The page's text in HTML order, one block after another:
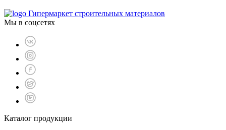
Гипермаркет строительных материалов
Мы в соцсетях
Каталог продукции